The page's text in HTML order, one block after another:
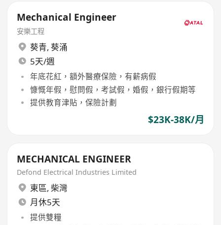
Mechanical Engineer
安樂工程
葵青, 葵涌
5天/週
年底花紅，額外醫療保險，有薪病假
慷慨年假，慰問假，考試假，婚假，銀行假期等
提供教育津貼，保險計劃
$23K-38K/月
MECHANICAL ENGINEER
Defond Electrical Industries Limited
東區, 柴灣
月休5天
提供雙糧